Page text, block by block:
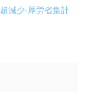
減少-厚労省集計